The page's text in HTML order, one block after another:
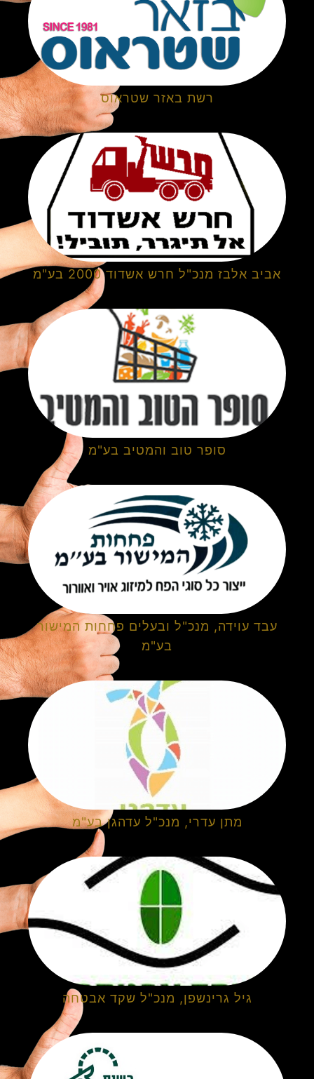
רשת באזר שטראוס
אביב אלבז מנכ"ל חרש אשדוד 2000 בע"מ
סופר טוב והמטיב בע"מ
עבד עוידה, מנכ"ל ובעלים פחחות המישור
בע"מ
מתן עדרי, מנכ"ל עדהגן בע"מ
גיל גרינשפן, מנכ"ל שקד אבטחה